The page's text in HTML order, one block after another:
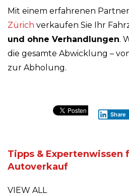
Mit einem erfahrenen
Zürich verkaufen Sie Ihr
und ohne Verhandlungen.
die gesamte Abwicklung –
zur Abholung.
Share
Tipps & Expertenwissen
Autoverkauf
VIEW ALL